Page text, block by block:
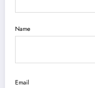
Name
Email